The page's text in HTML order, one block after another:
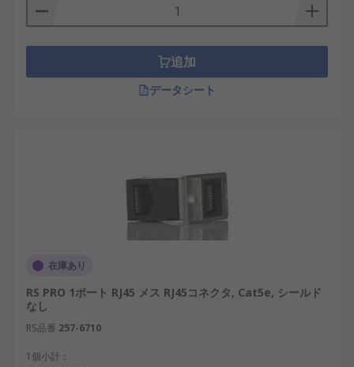
イーサネットカプラと延長コードジョイナーはいず
れも「延長」を目的としていますが、その役割は大
きく異なります。延長コードジョイナーは電源コー
ドを接続するためのもので、電気の供給を目的とし
ます。一方、イーサネットカプラは通信信号の伝送
かしLANカプラは、AIやIoTを活用する制御システ
ムや半導体工場内のネットワークに不可欠であり、
その用途や重要性は全く異なります。
イーサネットカプラの種類
イーサネットカプラには、LANカテゴリや用途に応
じた多様な種類があります。
Cat3カプラ
追加
データシート
在庫あり
RS PRO 1ポート RJ45 メス RJ45コネクタ, Cat5e, シールド
なし
RS品番 257-6710
1個小計：